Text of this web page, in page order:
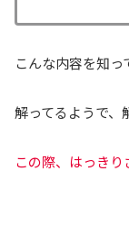
こんな内容を知っ
解ってるようで、
この際、はっきり